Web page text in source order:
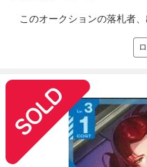
このオークションの落札者